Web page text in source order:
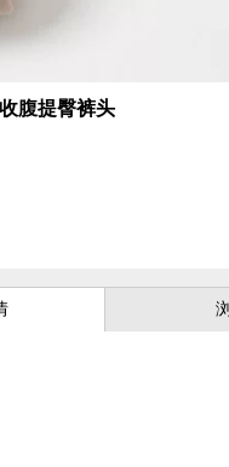
腹提臀裤头